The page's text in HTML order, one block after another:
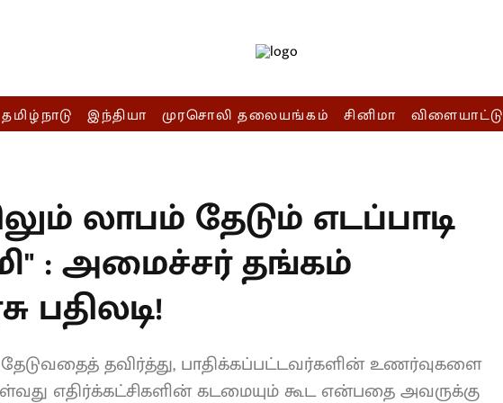
தமிழ்நாடு இந்தியா முரசொலி தலையங்கம் சினிமா விளையாட்டு
லாபம் தேடும் எடப்பாடி
: அமைச்சர் தங்கம்
பதிலடி!
தவிர்த்து, பாதிக்கப்பட்டவர்களின் உணர்வுகளை
எதிர்க்கட்சிகளின் கடமையும் கூட என்பதை அவருக்கு